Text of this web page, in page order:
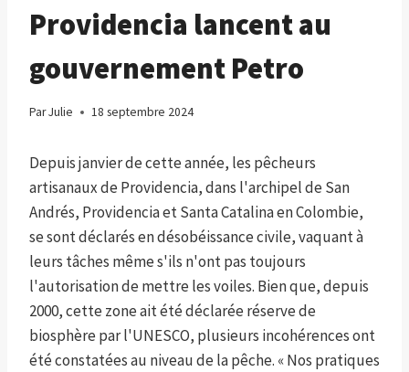
Providencia lancent au
gouvernement Petro
ParJulie 18 septembre 2024
Depuis janvier de cette année, les pêcheurs
artisanaux de Providencia, dans l'archipel de San
Andrés, Providencia et Santa Catalina en Colombie,
se sont déclarés en désobéissance civile, vaquant à
leurs tâches même s'ils n'ont pas toujours
l'autorisation de mettre les voiles. Bien que, depuis
2000, cette zone ait été déclarée réserve de
biosphère par l'UNESCO, plusieurs incohérences ont
été constatées au niveau de la pêche. « Nos pratiques